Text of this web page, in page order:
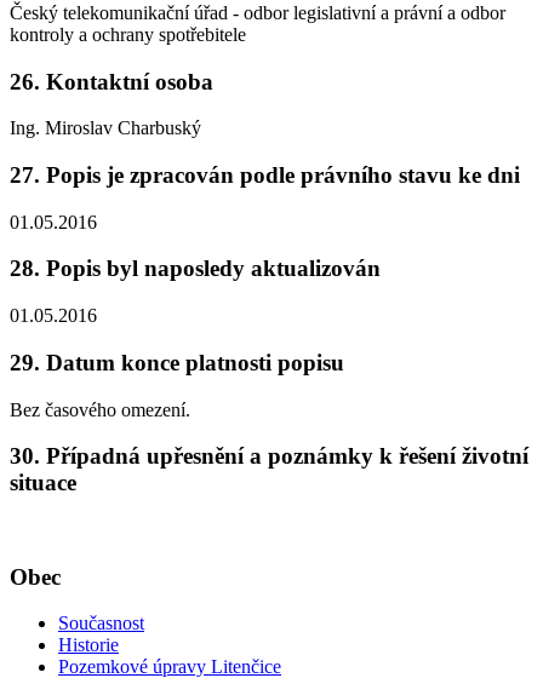
Český telekomunikační úřad - odbor legislativní a právní a odbor
kontroly a ochrany spotřebitele
26. Kontaktní osoba
Ing. Miroslav Charbuský
27. Popis je zpracován podle právního stavu ke dni
01.05.2016
28. Popis byl naposledy aktualizován
01.05.2016
29. Datum konce platnosti popisu
Bez časového omezení.
30. Případná upřesnění a poznámky k řešení životní
situace
Obec
Současnost
Historie
Pozemkové úpravy Litenčice